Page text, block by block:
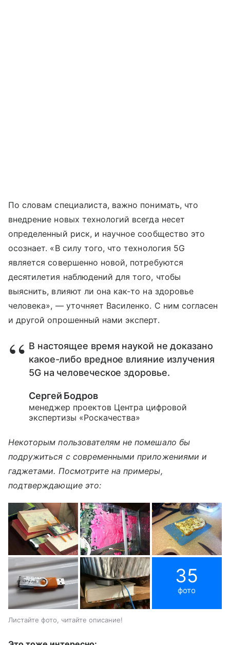
По словам специалиста, важно понимать, что
внедрение новых технологий всегда несет
определенный риск, и научное сообщество это
осознает. «В силу того, что технология 5G
является совершенно новой, потребуются
десятилетия наблюдений для того, чтобы
выяснить, влияют ли она как-то на здоровье
человека», — уточняет Василенко. С ним согласен
и другой опрошенный нами эксперт.
В настоящее время наукой не доказано
какое-либо вредное влияние излучения
5G на человеческое здоровье.
Сергей Бодров
менеджер проектов Центра цифровой
экспертизы «Роскачества»
Некоторым пользователям не помешало бы
подружиться с современными приложениями и
гаджетами. Посмотрите на примеры,
подтверждающие это:
35
фото
Листайте фото, читайте описание!